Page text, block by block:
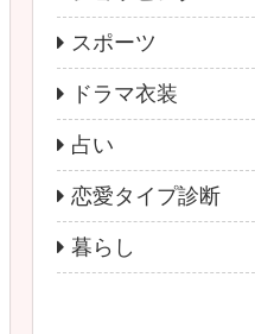
スポーツ
ドラマ衣装
占い
恋愛タイプ診断
暮らし